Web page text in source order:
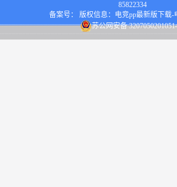
85822334
备案号： 版权信息：电竞pp最新版下载-
苏公网安备